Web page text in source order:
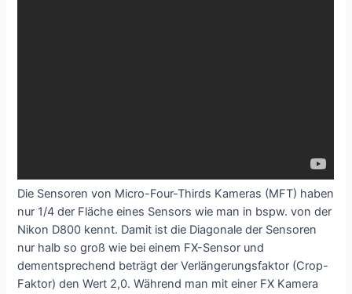
Die Sensoren von Micro-Four-Thirds Kameras (MFT) haben
nur 1/4 der Fläche eines Sensors wie man in bspw. von der
Nikon D800 kennt. Damit ist die Diagonale der Sensoren
nur halb so groß wie bei einem FX-Sensor und
dementsprechend beträgt der Verlängerungsfaktor (Crop-
Faktor) den Wert 2,0. Während man mit einer FX Kamera